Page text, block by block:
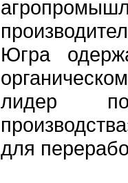
Югра
лидер по
для